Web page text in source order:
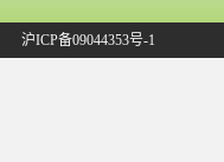
沪ICP备09044353号-1